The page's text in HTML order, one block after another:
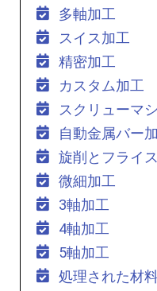
多軸加工
スイス加工
精密加工
カスタム加工
スクリューマ
自動金属バー
旋削とフライ
微細加工
3軸加工
4軸加工
5軸加工
処理された材